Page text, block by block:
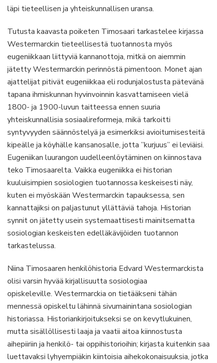
läpi tieteellisen ja yhteiskunnallisen uransa.
Tutusta kaavasta poiketen Timosaari tarkastelee kirjassa
Westermarckin tieteellisestä tuotannosta myös
eugeniikkaan liittyviä kannanottoja, mitkä on aiemmin
jätetty Westermarckin perinnöstä pimentoon. Monet ajan
ajattelijat pitivät eugeniikkaa eli rodunjalostusta pätevänä
tapana ihmiskunnan hyvinvoinnin kasvattamiseen vielä
1800- ja 1900-luvun taitteessa ennen suuria
yhteiskunnallisia sosiaalireformeja, mikä tarkoitti
syntyvyyden säännöstelyä ja esimerkiksi avioitumisesteitä
kipeälle ja köyhälle kansanosalle, jotta ”kurjuus” ei leviäisi.
Eugeniikan luurangon uudelleenlöytäminen on kiinnostava
teko Timosaarelta. Vaikka eugeniikka ei historian
kuuluisimpien sosiologien tuotannossa keskeisesti näy,
kuten ei myöskään Westermarckin tapauksessa, sen
kannattajiksi on paljastunut yllättäviä tahoja. Historian
synnit on jätetty usein systemaattisesti mainitsematta
sosiologian keskeisten edelläkävijöiden tuotannon
tarkastelussa.
Niina Timosaaren henkilöhistoria Edvard Westermarckista
olisi varsin hyvää kirjallisuutta sosiologiaa
opiskeleville. Westermarckia on tietääkseni tähän
mennessä opiskeltu lähinnä sivumainintana sosiologian
historiassa. Historiankirjoitukseksi se on kevytlukuinen,
mutta sisällöllisesti laaja ja vaatii aitoa kiinnostusta
aihepiiriin ja henkilö- tai oppihistorioihin; kirjasta kuitenkin saa
luettavaksi lyhyempiäkin kiintoisia aihekokonaisuuksia, jotka